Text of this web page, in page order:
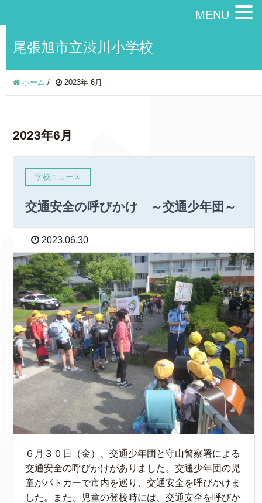
尾張旭市立渋川小学校
ホーム / 2023年 6月
2023年6月
学校ニュース
交通安全の呼びかけ ～交通少年団～
2023.06.30
６月３０日（金）、交通少年団と守山警察署による
交通安全の呼びかけがありました。交通少年団の児
童がパトカーで市内を巡り、交通安全を呼びかけま
した。また、児童の登校時には、交通安全を呼びか
MENU